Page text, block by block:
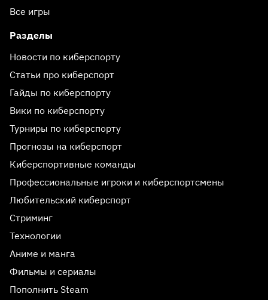
Все игры
Разделы
Новости по киберспорту
Статьи про киберспорт
Гайды по киберспорту
Вики по киберспорту
Турниры по киберспорту
Прогнозы на киберспорт
Киберспортивные команды
Профессиональные игроки и киберспортсмены
Любительский киберспорт
Стриминг
Технологии
Аниме и манга
Фильмы и сериалы
Пополнить Steam